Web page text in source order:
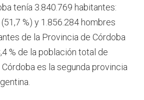
tenía 3.840.769 habitantes:
%) y 1.856.284 hombres
de la Provincia de Córdoba
% de la población total de
es la segunda provincia